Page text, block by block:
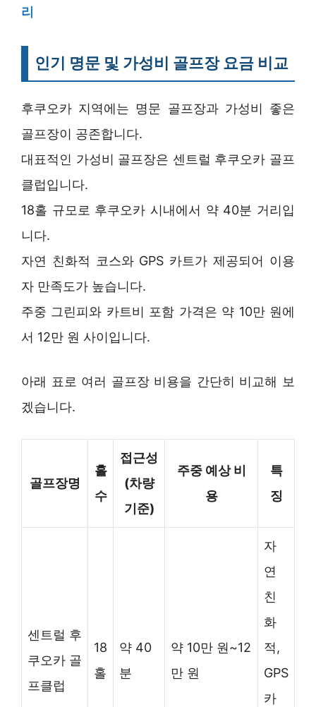
리
인기 명문 및 가성비 골프장 요금 비교
후쿠오카 지역에는 명문 골프장과 가성비 좋은
골프장이 공존합니다.
대표적인 가성비 골프장은 센트럴 후쿠오카 골프
클럽입니다.
18홀 규모로 후쿠오카 시내에서 약 40분 거리입
니다.
자연 친화적 코스와 GPS 카트가 제공되어 이용
자 만족도가 높습니다.
주중 그린피와 카트비 포함 가격은 약 10만 원에
서 12만 원 사이입니다.
아래 표로 여러 골프장 비용을 간단히 비교해 보
겠습니다.
골프장명
홀
수
접근성
(차량
기준)
주중 예상 비
용
특
징
센트럴 후
쿠오카 골
프클럽
18
홀
약 40
분
약 10만 원~12
만 원
자
연
친
화
적,
GPS
카